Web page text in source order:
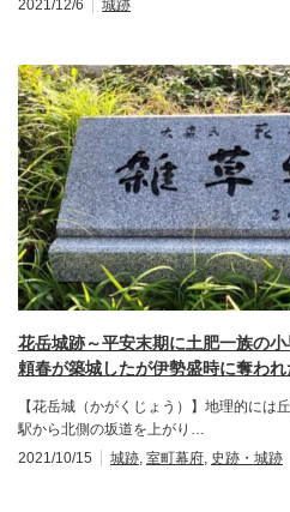
2021/12/6 城跡
花岳城跡～平安末期に土肥一族の
頼春が築城したが伊勢盛時に奪われ
【花岳城（かがくじょう）】地理的には
駅から北側の坂道を上がり…
2021/10/15
城跡, 室町幕府, 史跡・城跡